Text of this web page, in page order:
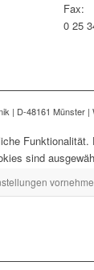
Fax:
0 25
| D-48161 Münster |
sind